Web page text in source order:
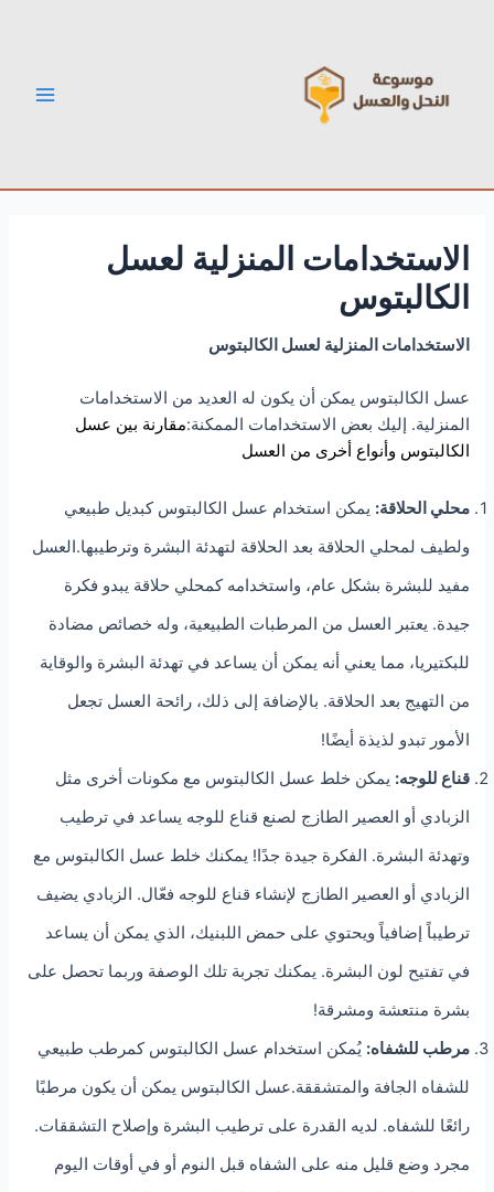
الاستخدامات المنزلية لعسل
الكالبتوس
الاستخدامات المنزلية لعسل الكالبتوس
عسل الكالبتوس يمكن أن يكون له العديد من الاستخدامات
المنزلية. إليك بعض الاستخدامات الممكنة:مقارنة بين عسل
الكالبتوس وأنواع أخرى من العسل
محلي الحلاقة: يمكن استخدام عسل الكالبتوس كبديل طبيعي
ولطيف لمحلي الحلاقة بعد الحلاقة لتهدئة البشرة وترطيبها.العسل
مفيد للبشرة بشكل عام، واستخدامه كمحلي حلاقة يبدو فكرة
جيدة. يعتبر العسل من المرطبات الطبيعية، وله خصائص مضادة
للبكتيريا، مما يعني أنه يمكن أن يساعد في تهدئة البشرة والوقاية
من التهيج بعد الحلاقة. بالإضافة إلى ذلك، رائحة العسل تجعل
الأمور تبدو لذيذة أيضًا!
قناع للوجه: يمكن خلط عسل الكالبتوس مع مكونات أخرى مثل
الزبادي أو العصير الطازج لصنع قناع للوجه يساعد في ترطيب
وتهدئة البشرة. الفكرة جيدة جدًا! يمكنك خلط عسل الكالبتوس مع
الزبادي أو العصير الطازج لإنشاء قناع للوجه فعّال. الزبادي يضيف
ترطيباً إضافياً ويحتوي على حمض اللبنيك، الذي يمكن أن يساعد
في تفتيح لون البشرة. يمكنك تجربة تلك الوصفة وربما تحصل على
بشرة منتعشة ومشرقة!
مرطب للشفاه: يُمكن استخدام عسل الكالبتوس كمرطب طبيعي
للشفاه الجافة والمتشققة.عسل الكالبتوس يمكن أن يكون مرطبًا
رائعًا للشفاه. لديه القدرة على ترطيب البشرة وإصلاح التشققات.
مجرد وضع قليل منه على الشفاه قبل النوم أو في أوقات اليوم